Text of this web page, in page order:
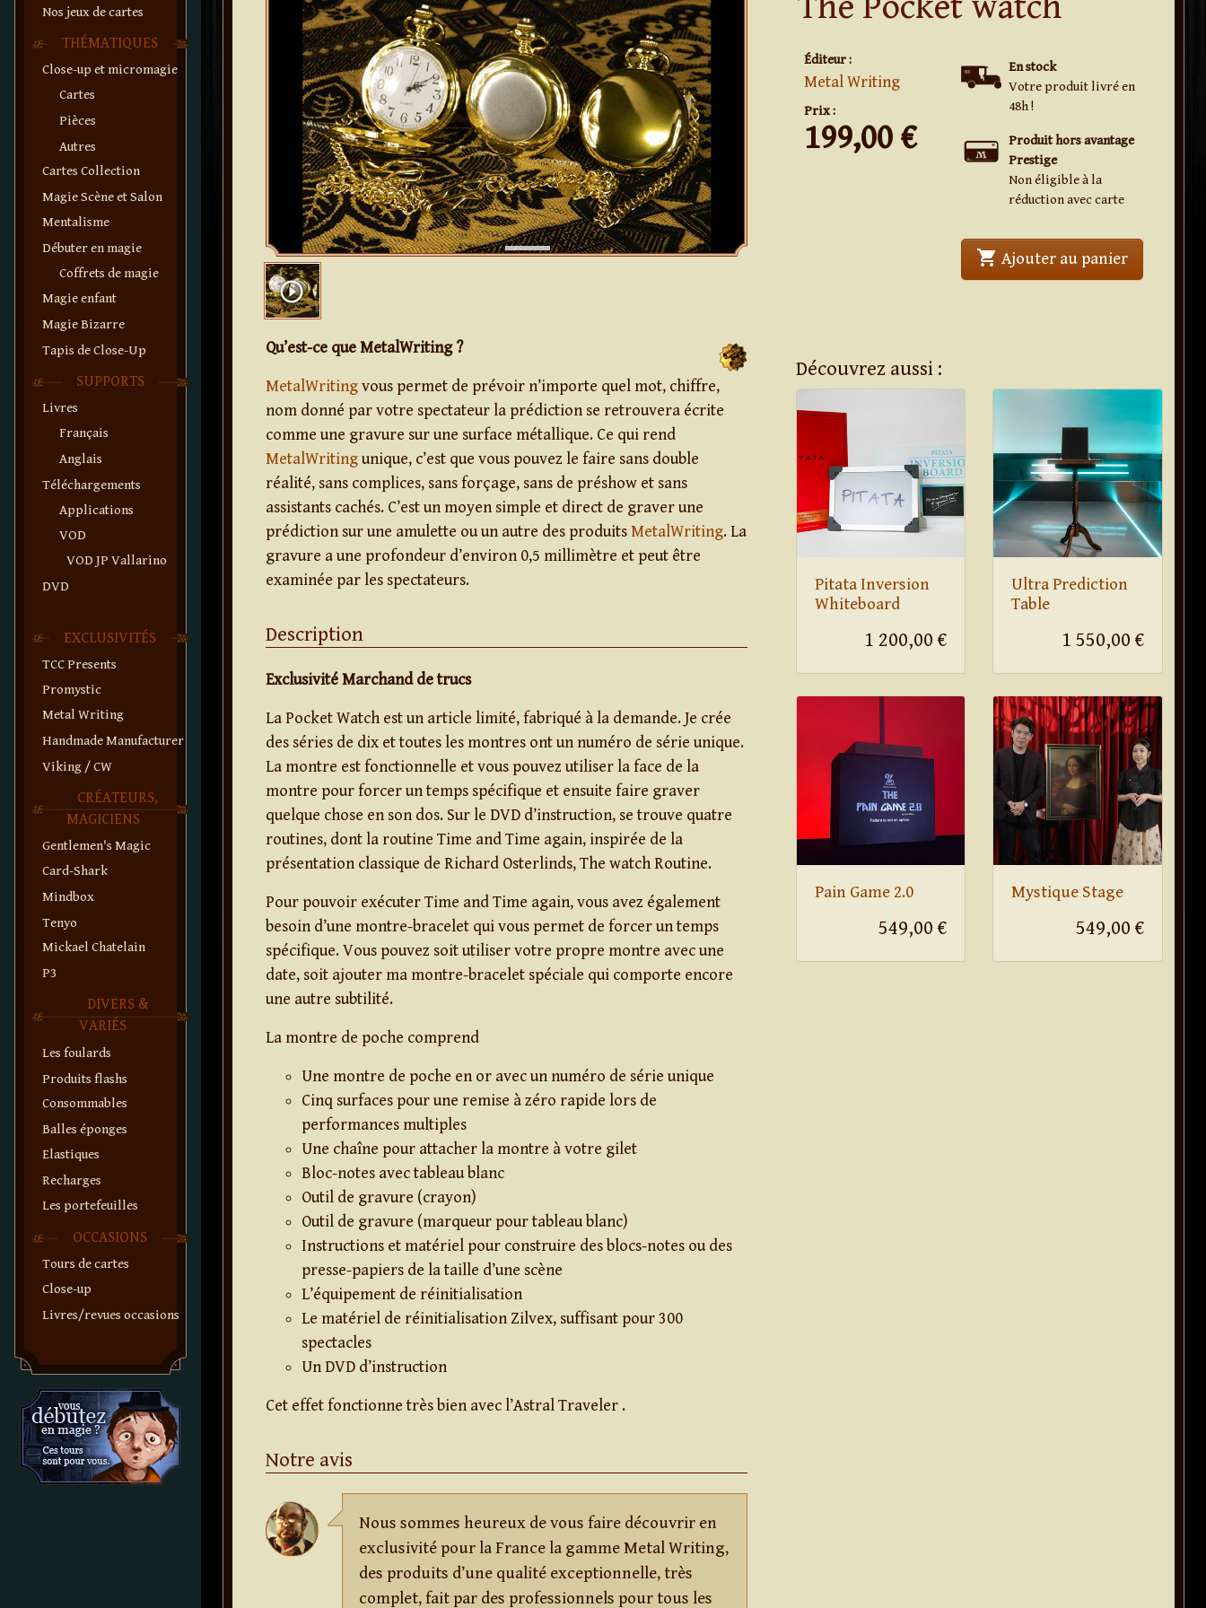
Nos jeux de cartes
THÉMATIQUES
Close-up et micromagie
Cartes
Pièces
Autres
Cartes Collection
Magie Scène et Salon
Mentalisme
Débuter en magie
Coffrets de magie
Magie enfant
Magie Bizarre
Tapis de Close-Up
SUPPORTS
Livres
Français
Anglais
Téléchargements
Applications
VOD
VOD JP Vallarino
DVD
EXCLUSIVITÉS
TCC Presents
Promystic
Metal Writing
Handmade Manufacturer
Viking / CW
CRÉATEURS,
MAGICIENS
Gentlemen's Magic
Card-Shark
Mindbox
Tenyo
Mickael Chatelain
P3
DIVERS &
VARIÉS
Les foulards
Produits flashs
Consommables
Balles éponges
Elastiques
Recharges
Les portefeuilles
OCCASIONS
Tours de cartes
Close-up
Livres/revues occasions
play_circle_outline
Éditeur :
Metal Writing
Prix :
199,00 €
En stock
Votre produit livré en
48h !
Produit hors avantage
Prestige
Non éligible à la
réduction avec carte
shopping_cart Ajouter au panier' . The
Qu’est-ce que MetalWriting ?
MetalWritingvous permet de prévoir n’importe quel mot, chiffre,
nom donné par votre spectateur la prédiction se retrouvera écrite
comme une gravure sur une surface métallique. Ce qui rend
MetalWritingunique, c’est que vous pouvez le faire sans double
réalité, sans complices, sans forçage, sans de préshow et sans
assistants cachés. C’est un moyen simple et direct de graver une
prédiction sur une amulette ou un autre des produitsMetalWriting. La
gravure a une profondeur d’environ 0,5 millimètre et peut être
examinée par les spectateurs.
Description
Exclusivité Marchand de trucs
La Pocket Watch est un article limité, fabriqué à la demande. Je crée
des séries de dix et toutes les montres ont un numéro de série unique.
La montre est fonctionnelle et vous pouvez utiliser la face de la
montre pour forcer un temps spécifique et ensuite faire graver
quelque chose en son dos. Sur le DVD d’instruction, se trouve quatre
routines, dont la routine Time and Time again, inspirée de la
présentation classique de Richard Osterlinds, The watch Routine.
Pour pouvoir exécuter Time and Time again, vous avez également
besoin d’une montre-bracelet qui vous permet de forcer un temps
spécifique. Vous pouvez soit utiliser votre propre montre avec une
date, soit ajouter ma montre-bracelet spéciale qui comporte encore
une autre subtilité.
La montre de poche comprend
Une montre de poche en or avec un numéro de série unique
Cinq surfaces pour une remise à zéro rapide lors de
performances multiples
Une chaîne pour attacher la montre à votre gilet
Bloc-notes avec tableau blanc
Outil de gravure (crayon)
Outil de gravure (marqueur pour tableau blanc)
Instructions et matériel pour construire des blocs-notes ou des
presse-papiers de la taille d’une scène
L’équipement de réinitialisation
Le matériel de réinitialisation Zilvex, suffisant pour 300
spectacles
Un DVD d’instruction
Cet effet fonctionne très bien avec l’Astral Traveler .
Notre avis
Nous sommes heureux de vous faire découvrir en
exclusivité pour la France la gamme Metal Writing,
des produits d’une qualité exceptionnelle, très
complet, fait par des professionnels pour tous les
Découvrez aussi :
Pitata Inversion
Whiteboard
1 200,00 €
Ultra Prediction
Table
1 550,00 €
Pain Game 2.0
549,00 €
Mystique Stage
549,00 €